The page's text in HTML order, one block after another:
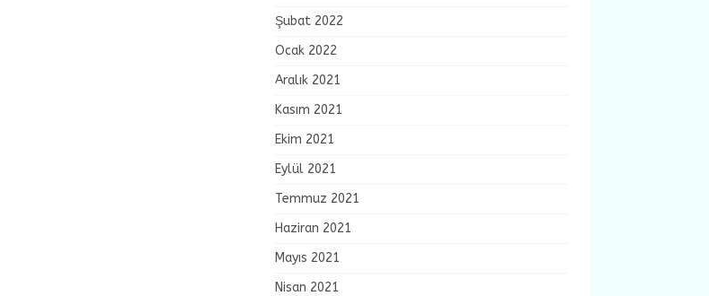
Şubat 2022
Ocak 2022
Aralık 2021
Kasım 2021
Ekim 2021
Eylül 2021
Temmuz 2021
Haziran 2021
Mayıs 2021
Nisan 2021